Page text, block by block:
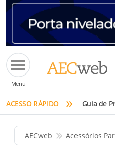
Menu
ACESSO RÁPIDO » Guia de
AECweb Acessórios